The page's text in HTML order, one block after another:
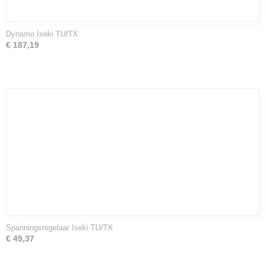
Dynamo Iseki TU/TX
€ 187,19
Spanningsregelaar Iseki TU/TX
€ 49,37